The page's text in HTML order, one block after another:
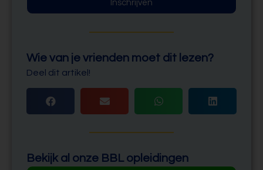
Inschrijven
Wie van je vrienden moet dit lezen?
Deel dit artikel!
Bekijk al onze BBL opleidingen